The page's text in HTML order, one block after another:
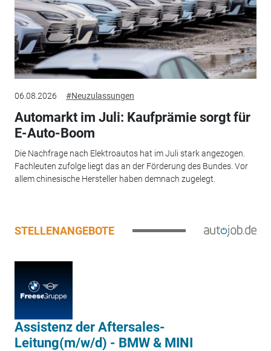
06.08.2026 #Neuzulassungen
Automarkt im Juli: Kaufprämie sorgt für
E-Auto-Boom
Die Nachfrage nach Elektroautos hat im Juli stark angezogen.
Fachleuten zufolge liegt das an der Förderung des Bundes. Vor
allem chinesische Hersteller haben demnach zugelegt.
STELLENANGEBOTE
Assistenz der Aftersales-
Leitung(m/w/d) - BMW & MINI